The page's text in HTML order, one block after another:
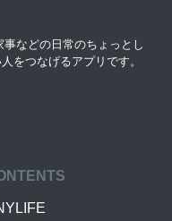
などの日常のちょっとし
をつなげるアプリです。